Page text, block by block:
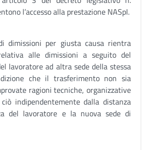
l’accesso alla prestazione NASpI.
dimissioni per giusta causa rientra
alle dimissioni a seguito del
lavoratore ad altra sede della stessa
che il trasferimento non sia
ragioni tecniche, organizzative
indipendentemente dalla distanza
del lavoratore e la nuova sede di